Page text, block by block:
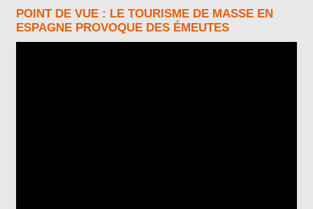
POINT DE VUE : LE TOURISME DE MASSE EN
ESPAGNE PROVOQUE DES ÉMEUTES